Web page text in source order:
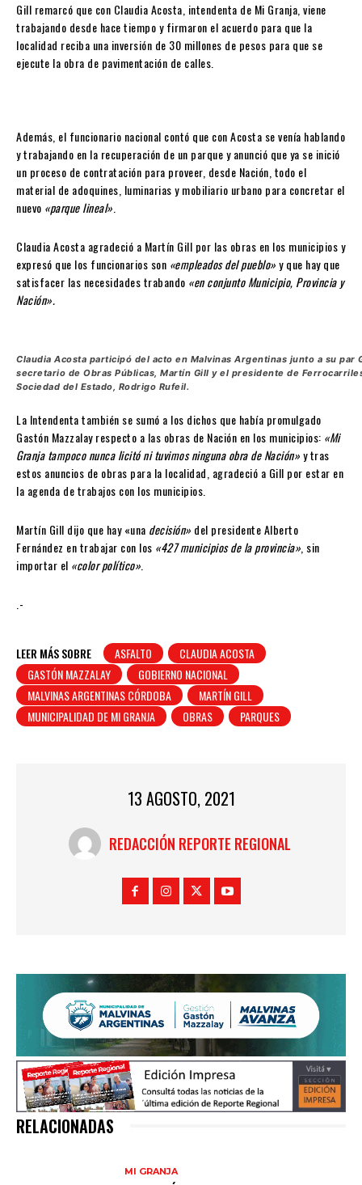
Gill remarcó que con Claudia Acosta, intendenta de Mi Granja, viene
trabajando desde hace tiempo y firmaron el acuerdo para que la
localidad reciba una inversión de 30 millones de pesos para que se
ejecute la obra de pavimentación de calles.
Además, el funcionario nacional contó que con Acosta se venía hablando
y trabajando en la recuperación de un parque y anunció que ya se inició
un proceso de contratación para proveer, desde Nación, todo el
material de adoquines, luminarias y mobiliario urbano para concretar el
nuevo «parque lineal».
Claudia Acosta agradeció a Martín Gill por las obras en los municipios y
expresó que los funcionarios son «empleados del pueblo»y que hay que
satisfacer las necesidades trabando «en conjunto Municipio, Provincia y
Nación».
Claudia Acosta participó del acto en Malvinas Argentinas junto a su par
secretario de Obras Públicas, Martín Gill y el presidente de
Sociedad del Estado, Rodrigo Rufeil.
La Intendenta también se sumó a los dichos que había promulgado
Gastón Mazzalay respecto a las obras de Nación en los municipios: «Mi
Granja tampoco nunca licitó ni tuvimos ninguna obra de Nación»y tras
estos anuncios de obras para la localidad, agradeció a Gill por estar en
la agenda de trabajos con los municipios.
Martín Gill dijo que hay «una decisión» del presidente Alberto
Fernández en trabajar con los «427 municipios de la provincia», sin
importar el «color político».
.-
LEER MÁS SOBRE ASFALTO
CLAUDIA ACOSTA
GASTÓN MAZZALAY
GOBIERNO NACIONAL
MALVINAS ARGENTINAS CÓRDOBA
MARTÍN GILL
MUNICIPALIDAD DE MI GRANJA
OBRAS PARQUES
13 AGOSTO, 2021
REDACCIÓN REPORTE REGIONAL
RELACIONADAS
MI GRANJA